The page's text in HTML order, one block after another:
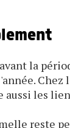
la
Chez
aussi les
reste